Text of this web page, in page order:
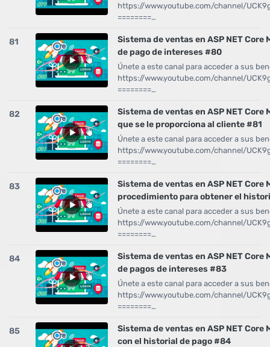
https://www.youtube.com/channel/
========…
81
Sistema de ventas en ASP NET Core
de pago de intereses #80
Únete a este canal para acceder a sus
https://www.youtube.com/channel/
========…
82
Sistema de ventas en ASP NET Core
que se le proporciona al cliente #81
Únete a este canal para acceder a sus
https://www.youtube.com/channel/
========…
83
Sistema de ventas en ASP NET Core
procedimiento para obtener el
Únete a este canal para acceder a sus
https://www.youtube.com/channel/
========…
84
Sistema de ventas en ASP NET
de pagos de intereses #83
Únete a este canal para acceder a sus
https://www.youtube.com/channel/
========…
85
Sistema de ventas en ASP NET Core
con el historial de pago #84